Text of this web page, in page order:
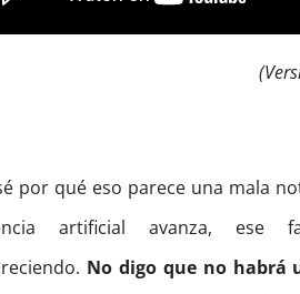
por qué eso parece una mala
artificial avanza, ese
No digo que no habrá